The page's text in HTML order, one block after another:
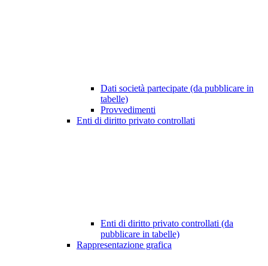
Dati società partecipate (da pubblicare in
tabelle)
Provvedimenti
Enti di diritto privato controllati
Enti di diritto privato controllati (da
pubblicare in tabelle)
Rappresentazione grafica